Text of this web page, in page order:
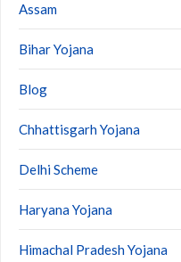
Assam
Bihar Yojana
Blog
Chhattisgarh Yojana
Delhi Scheme
Haryana Yojana
Himachal Pradesh Yojana